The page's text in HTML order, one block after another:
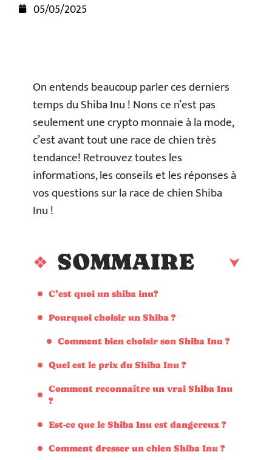
05/05/2025
On entends beaucoup parler ces derniers
temps du Shiba Inu ! Nons ce n’est pas
seulement une crypto monnaie à la mode,
c’est avant tout une race de chien très
tendance! Retrouvez toutes les
informations, les conseils et les réponses à
vos questions sur la race de chien Shiba
Inu !
SOMMAIRE
C’est quoi un shiba inu?
Pourquoi choisir un Shiba ?
Comment bien choisir son Shiba Inu ?
Quel est le prix du Shiba Inu ?
Comment reconnaître un vrai Shiba Inu
?
Est-ce que le Shiba Inu est dangereux ?
Comment dresser un chien Shiba Inu ?